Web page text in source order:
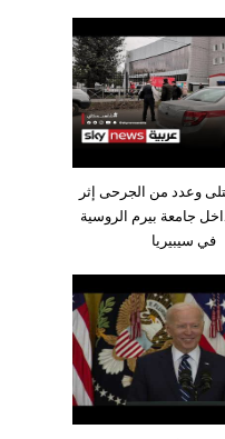
8 قتلى وعدد من الجرحى إثر
جامعة بيرم الروسية
في سيبيريا